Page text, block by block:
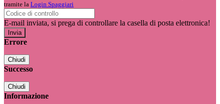
tramite la Login Spaggiari
E-mail inviata, si prega di controllare la casella di posta elettronica!
Errore
Chiudi
Successo
Chiudi
Informazione